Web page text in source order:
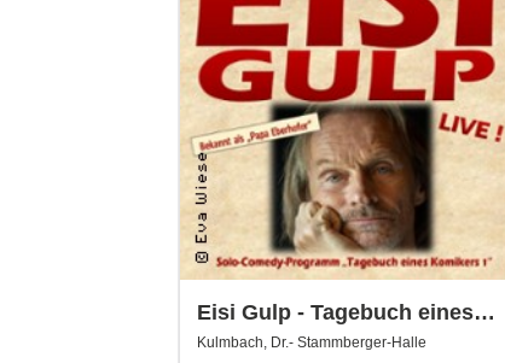
Eisi Gulp - Tagebuch eines
Komikers 1
Kulmbach, Dr.- Stammberger-Halle